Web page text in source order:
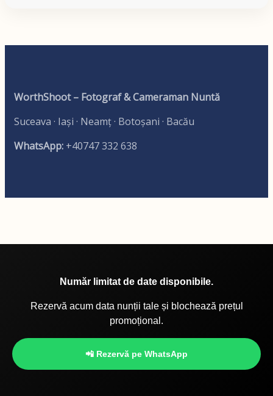
WorthShoot – Fotograf & Cameraman Nuntă
Suceava · Iași · Neamț · Botoșani · Bacău
WhatsApp: +40747 332 638
Număr limitat de date disponibile.
Rezervă acum data nunții tale și blochează prețul
promoțional.
📲 Rezervă pe WhatsApp